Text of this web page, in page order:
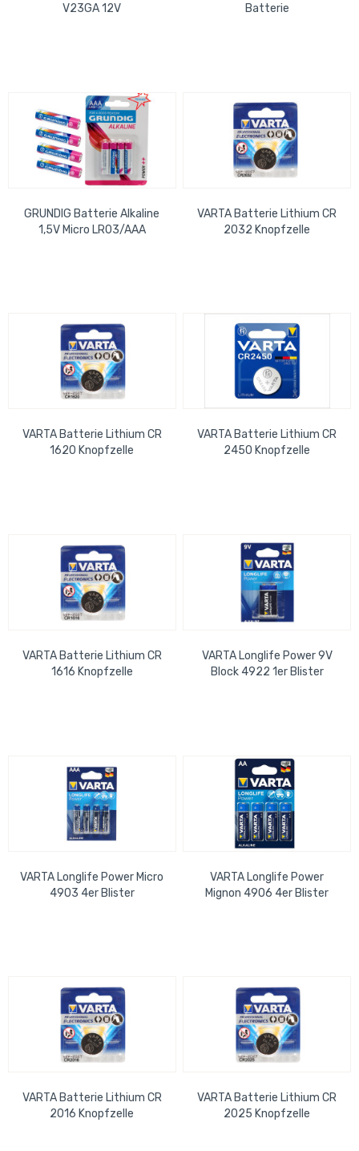
V23GA 12V
Batterie
GRUNDIG Batterie Alkaline
1,5V Micro LR03/AAA
VARTA Batterie Lithium CR
2032 Knopfzelle
VARTA Batterie Lithium CR
1620 Knopfzelle
VARTA Batterie Lithium CR
2450 Knopfzelle
VARTA Batterie Lithium CR
1616 Knopfzelle
VARTA Longlife Power 9V
Block 4922 1er Blister
VARTA Longlife Power Micro
4903 4er Blister
VARTA Longlife Power
Mignon 4906 4er Blister
VARTA Batterie Lithium CR
2016 Knopfzelle
VARTA Batterie Lithium CR
2025 Knopfzelle